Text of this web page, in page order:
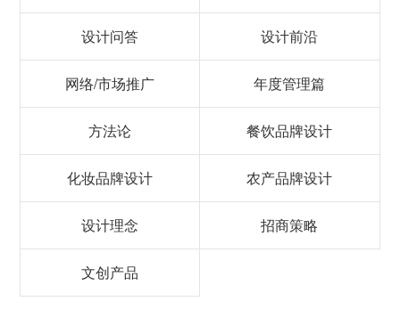
设计问答 设计前沿
网络/市场推广 年度管理篇
方法论 餐饮品牌设计
化妆品牌设计 农产品牌设计
设计理念 招商策略
文创产品